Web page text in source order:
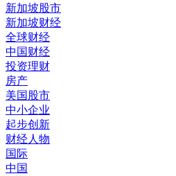
新加坡股市
新加坡财经
全球财经
中国财经
投资理财
房产
美国股市
中小企业
起步创新
财经人物
国际
中国